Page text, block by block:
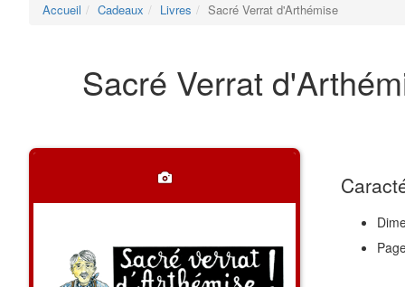
Accueil Cadeaux Livres Sacré Verrat d'Arthémise
Sacré Verrat